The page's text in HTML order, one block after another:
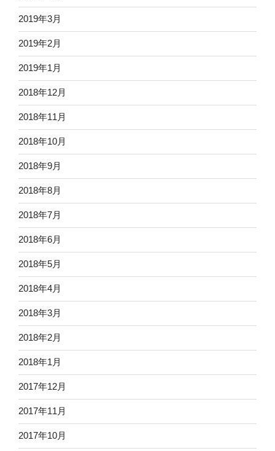
2019年3月
2019年2月
2019年1月
2018年12月
2018年11月
2018年10月
2018年9月
2018年8月
2018年7月
2018年6月
2018年5月
2018年4月
2018年3月
2018年2月
2018年1月
2017年12月
2017年11月
2017年10月